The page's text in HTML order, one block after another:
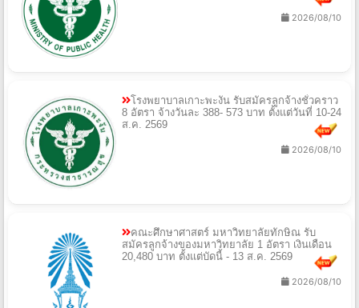
2026/08/10
โรงพยาบาลเกาะพะงัน รับสมัครลูกจ้างชั่วคราว
8 อัตรา จ้างวันละ 388- 573 บาท ตั้งแต่วันที่ 10-24
ส.ค. 2569
2026/08/10
คณะศึกษาศาสตร์ มหาวิทยาลัยทักษิณ รับ
สมัครลูกจ้างของมหาวิทยาลัย 1 อัตรา เงินเดือน
20,480 บาท ตั้งแต่บัดนี้ - 13 ส.ค. 2569
2026/08/10